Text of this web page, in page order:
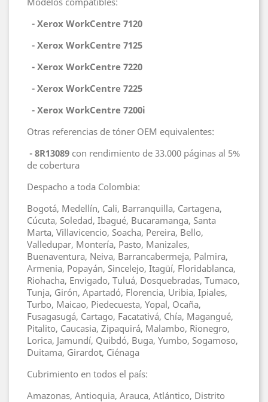
- Xerox WorkCentre 7120
- Xerox WorkCentre 7125
- Xerox WorkCentre 7220
- Xerox WorkCentre 7225
- Xerox WorkCentre 7200i
Otras referencias de tóner OEM equivalentes:
- 8R13089 con rendimiento de 33.000 páginas al 5%
de cobertura
Despacho a toda Colombia:
Bogotá, Medellín, Cali, Barranquilla, Cartagena,
Cúcuta, Soledad, Ibagué, Bucaramanga, Santa
Marta, Villavicencio, Soacha, Pereira, Bello,
Valledupar, Montería, Pasto, Manizales,
Buenaventura, Neiva, Barrancabermeja, Palmira,
Armenia, Popayán, Sincelejo, Itagüí, Floridablanca,
Riohacha, Envigado, Tuluá, Dosquebradas, Tumaco,
Tunja, Girón, Apartadó, Florencia, Uribia, Ipiales,
Turbo, Maicao, Piedecuesta, Yopal, Ocaña,
Fusagasugá, Cartago, Facatativá, Chía, Magangué,
Pitalito, Caucasia, Zipaquirá, Malambo, Rionegro,
Lorica, Jamundí, Quibdó, Buga, Yumbo, Sogamoso,
Duitama, Girardot, Ciénaga
Cubrimiento en todos el país:
Amazonas, Antioquia, Arauca, Atlántico, Distrito